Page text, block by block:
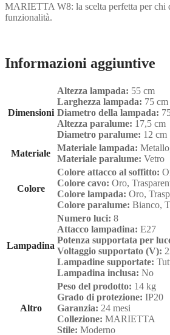
MARIETTA W8: la scelta perfetta per chi
funzionalità.
Informazioni aggiuntive
Dimensioni
Altezza lampada: 55 cm
Larghezza lampada: 75 cm
Diametro della lampada:
Altezza paralume: 17,5 cm
Diametro paralume: 12 cm
Materiale
Materiale lampada:
Materiale paralume: Vetro
Colore
Colore attacco al soffitto:
Colore cavo: Oro,
Colore lampada: Oro,
Colore paralume: Bianco,
Lampadina
Numero luci: 8
Attacco lampadina: E27
Potenza supportata per
Voltaggio supportato (V):
Lampadine supportate:
Lampadina inclusa: No
Altro
Peso del prodotto: 14 kg
Grado di protezione: IP20
Garanzia: 24 mesi
Collezione: MARIETTA
Stile: Moderno